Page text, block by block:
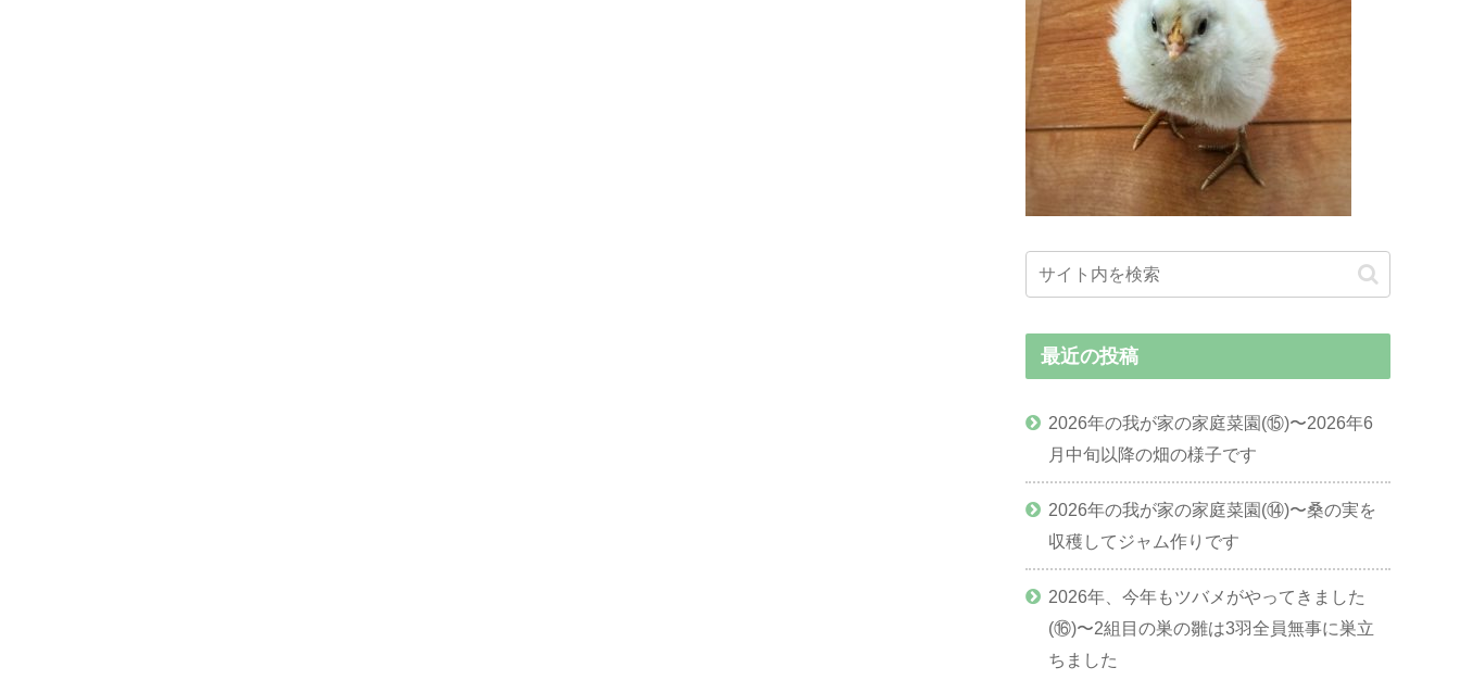
最近の投稿
2026年の我が家の家庭菜園(⑮)〜2026年6
月中旬以降の畑の様子です
2026年の我が家の家庭菜園(⑭)〜桑の実を
収穫してジャム作りです
2026年、今年もツバメがやってきました
(⑯)〜2組目の巣の雛は3羽全員無事に巣立
ちました